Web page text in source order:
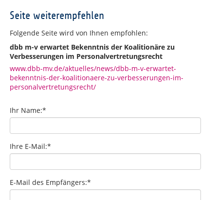
Seite weiterempfehlen
Folgende Seite wird von Ihnen empfohlen:
dbb m-v erwartet Bekenntnis der Koalitionäre zu
Verbesserungen im Personalvertretungsrecht
www.dbb-mv.de/aktuelles/news/dbb-m-v-erwartet-
bekenntnis-der-koalitionaere-zu-verbesserungen-im-
personalvertretungsrecht/
Ihr Name:*
Ihre E-Mail:*
E-Mail des Empfängers:*